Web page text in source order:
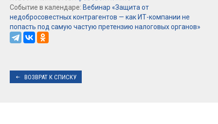
Событие в календаре: Вебинар «Защита от
недобросовестных контрагентов — как ИТ-компании не
попасть под самую частую претензию налоговых органов»
ВОЗВРАТ К СПИСКУ